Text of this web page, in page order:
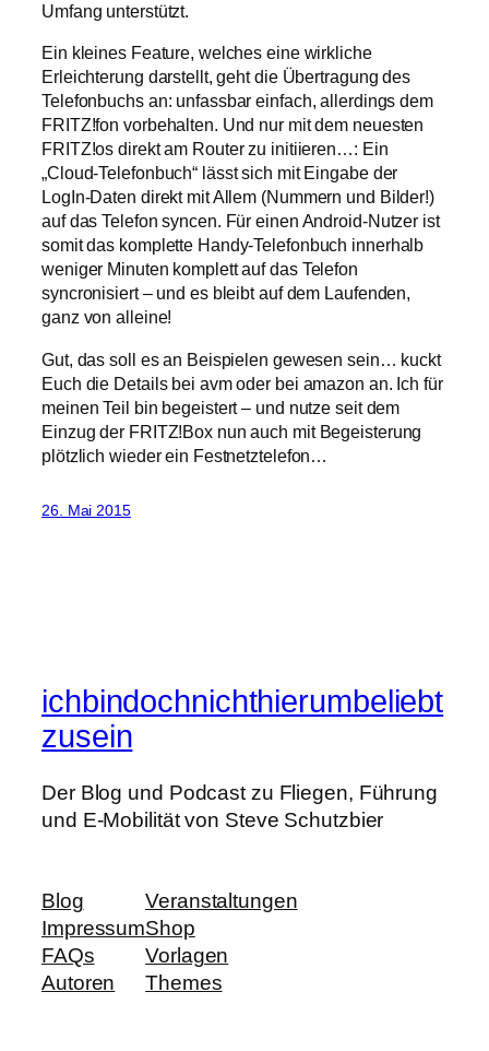
Umfang unterstützt.
Ein kleines Feature, welches eine wirkliche
Erleichterung darstellt, geht die Übertragung des
Telefonbuchs an: unfassbar einfach, allerdings dem
FRITZ!fon vorbehalten. Und nur mit dem neuesten
FRITZ!os direkt am Router zu initiieren…: Ein
„Cloud-Telefonbuch“ lässt sich mit Eingabe der
LogIn-Daten direkt mit Allem (Nummern und Bilder!)
auf das Telefon syncen. Für einen Android-Nutzer ist
somit das komplette Handy-Telefonbuch innerhalb
weniger Minuten komplett auf das Telefon
syncronisiert – und es bleibt auf dem Laufenden,
ganz von alleine!
Gut, das soll es an Beispielen gewesen sein… kuckt
Euch die Details bei avm oder bei amazon an. Ich für
meinen Teil bin begeistert – und nutze seit dem
Einzug der FRITZ!Box nun auch mit Begeisterung
plötzlich wieder ein Festnetztelefon…
26. Mai 2015
ichbindochnichthierumbeliebt
zusein
Der Blog und Podcast zu Fliegen, Führung
und E-Mobilität von Steve Schutzbier
Blog
Impressum
FAQs
Autoren
Veranstaltungen
Shop
Vorlagen
Themes